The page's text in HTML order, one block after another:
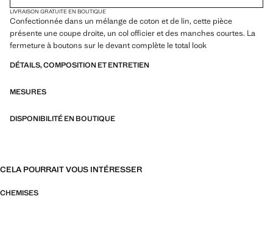
LIVRAISON GRATUITE EN BOUTIQUE
Confectionnée dans un mélange de coton et de lin, cette pièce
présente une coupe droite, un col officier et des manches courtes. La
fermeture à boutons sur le devant complète le total look
DÉTAILS, COMPOSITION ET ENTRETIEN
MESURES
DISPONIBILITÉ EN BOUTIQUE
CELA POURRAIT VOUS INTÉRESSER
CHEMISES